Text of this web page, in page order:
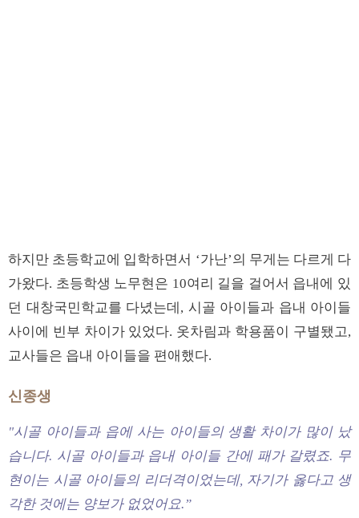
하지만 초등학교에 입학하면서 ‘가난’의 무게는 다르게 다
가왔다. 초등학생 노무현은 10여리 길을 걸어서 읍내에 있
던 대창국민학교를 다녔는데, 시골 아이들과 읍내 아이들
사이에 빈부 차이가 있었다. 옷차림과 학용품이 구별됐고,
교사들은 읍내 아이들을 편애했다.
신종생
"시골 아이들과 읍에 사는 아이들의 생활 차이가 많이 났
습니다. 시골 아이들과 읍내 아이들 간에 패가 갈렸죠. 무
현이는 시골 아이들의 리더격이었는데, 자기가 옳다고 생
각한 것에는 양보가 없었어요.”